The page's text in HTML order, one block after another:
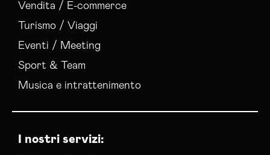
Vendita / E-commerce
Turismo / Viaggi
Eventi / Meeting
Sport & Team
Musica e intrattenimento
I nostri servizi: